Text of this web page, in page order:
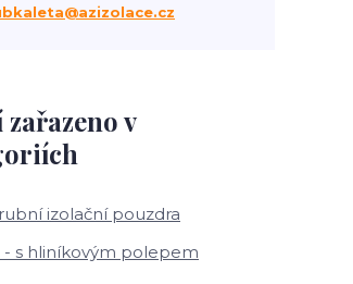
zařazeno v
izolační pouzdra
- s hliníkovým polepem